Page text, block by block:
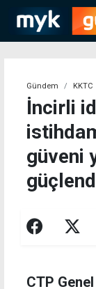
Gündem KKTC
İncirli
güveni
CTP